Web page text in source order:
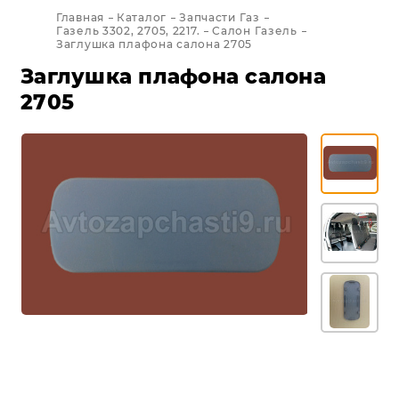
Главная Каталог
Запчасти Газ
Газель 3302, 2705, 2217.
Салон Газель
Заглушка плафона салона 2705
Заглушка плафона салона
2705